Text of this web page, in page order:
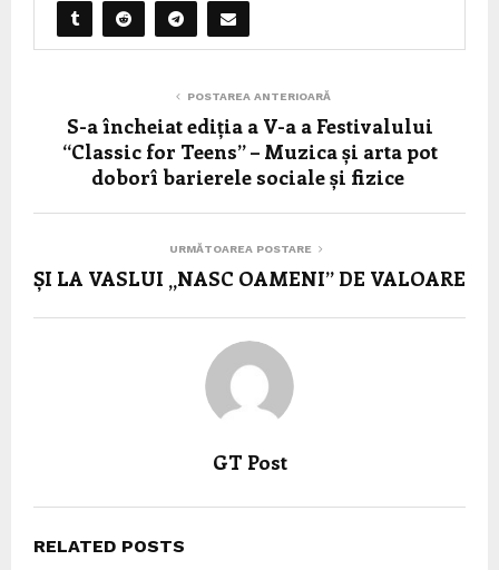
POSTAREA ANTERIOARĂ
S-a încheiat ediția a V-a a Festivalului
“Classic for Teens” – Muzica și arta pot
doborî barierele sociale și fizice
URMĂTOAREA POSTARE
ȘI LA VASLUI „NASC OAMENI” DE VALOARE
GT Post
RELATED POSTS